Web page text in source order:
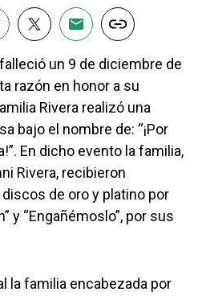
falleció un 9 de diciembre de
razón en honor a su
Rivera realizó una
bajo el nombre de: “¡Por
En dicho evento la familia,
Rivera, recibieron
de oro y platino por
y “Engañémoslo”, por sus
la familia encabezada por